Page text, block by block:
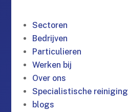
Sectoren
Bedrijven
Particulieren
Werken bij
Over ons
Specialistische reiniging
blogs